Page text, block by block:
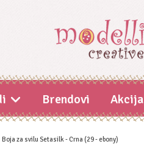
Brendovi Akcija
Boja za svilu Setasilk - Crna (29 - ebony)